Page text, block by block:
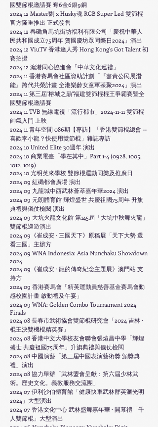
國雙節棍邀請賽 奪6金6銀9銅
2024 12 Master劉 x Husky魂 RGB Super Led 雙節棍
官方隆重推出 正式發售
2024 12 春磡角馬坑街坊福利有限公司「慶祝中華人
民共和國成立75周年 賀國慶坊眾同樂日2024」演出
2024 12 ViuTV 香港達人秀 Hong Kong's Got Talent 初
賽拍攝
2024 12 滬港同心協進會「中華文化巡禮」
2024 11 香港賽馬會社區資助計劃「『盡責公民展潛
能』跨代共榮計畫 全港樂齡女童軍茶聚2024」演出
2024 11 第三屆"榕城之巔"福建雙節棍棍王爭霸賽暨全
國雙節棍邀請賽
2024 11 TVB 無線電視「流行都市」2024-11-11 雙節棍
帥氣入門 上映
2024 11 青年空間 086期【專訪】「香港雙節棍總會 --
喜歡李小龍？快使用雙節棍」雜誌專訪
2024 10 United Elite 30週年 演出
2024 10 商業電臺「學在其中」Part 1-4 (0928, 1005,
1012, 1019)
2024 10 光明英來學校 雙節棍運動同樂及推廣日
2024 09 紅磡都會廣場 演出
2024 09 九龍城中西武林薈萃嘉年華2024 演出
​2024 09 元朗體育館 輝煌盛世 共慶祖國75周年 升旗
典禮與儀仗檢閱 演出
2024 09 大坑火龍文化館 第145屆「大坑中秋舞火龍」
雙節棍巡遊演出
2024 09《崔成安 · 三國天下》原稿展 「天下大勢 還
看三國」主辦方
2024 09 WNA Indonesia: Asia Nunchaku Showdown
2024
2024 09 《崔成安 · 龍的傳奇紀念主題展》澳門站 支
持方
2024 09 香港賽馬會 「精英運動員慈善基金賽馬會動
感校園計畫 啟動禮及午宴 」
2024 09 WNA: Golden Combo Tournament 2024
Finals
2024 08 長春市武術協會雙節棍研究會 「2024 吉林 ·
棍王決雙機棍精英賽 」
​2024 08 香港中文大學校友會聯會張煊昌中學「輝煌
盛世 共慶祖國75周年」升旗典禮與儀仗檢閱
2024 08 中國演藝 「第三屆中國表演藝術獎 頒獎典
禮 」 演出
2024 08 協力舉辦「武林盟會呈獻：第六屆少林武
術。歷史文化。義教服務交流團」
2024 07 伊利沙伯體育館「健康快車武林群英滙光明
2024」大型演出
2024 07香港文化中心 武林盛舞嘉年華 · 開幕禮「千
人雙節棍」大型演出